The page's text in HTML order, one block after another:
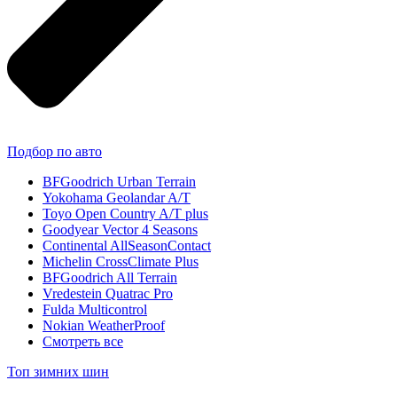
Подбор по авто
BFGoodrich Urban Terrain
Yokohama Geolandar A/T
Toyo Open Country A/T plus
Goodyear Vector 4 Seasons
Continental AllSeasonContact
Michelin CrossClimate Plus
BFGoodrich All Terrain
Vredestein Quatrac Pro
Fulda Multicontrol
Nokian WeatherProof
Смотреть все
Топ зимних шин